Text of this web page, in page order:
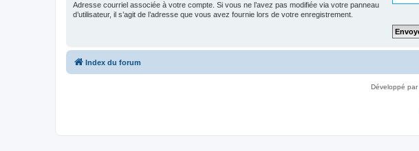
Adresse courriel associée à votre compte. Si vous ne l’avez pas modifiée via votre panneau
d’utilisateur, il s’agit de l’adresse que vous avez fournie lors de votre enregistrement.
Index du forum
Développé par